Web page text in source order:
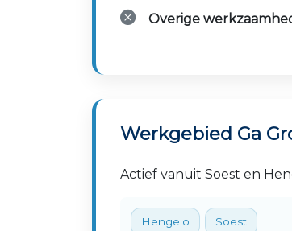
Overige
Werkgebied Ga
Actief vanuit Soest en
Hengelo Soest